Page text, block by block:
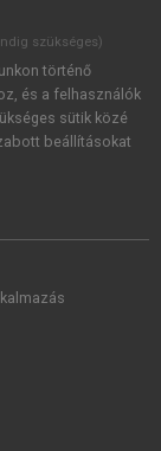
a szotar.netés a
szükséges)
történő
és a felhasználók
sütik közé
beállításokat